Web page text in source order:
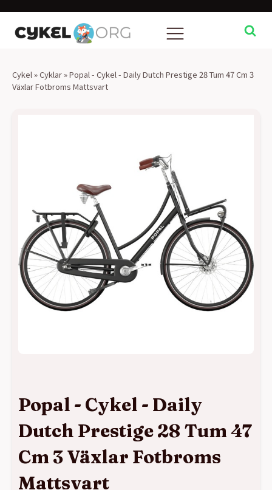
Cykel »Cyklar»Popal - Cykel - Daily Dutch Prestige 28 Tum 47 Cm 3
Växlar Fotbroms Mattsvart
Popal - Cykel - Daily
Dutch Prestige 28 Tum 47
Cm 3 Växlar Fotbroms
Mattsvart